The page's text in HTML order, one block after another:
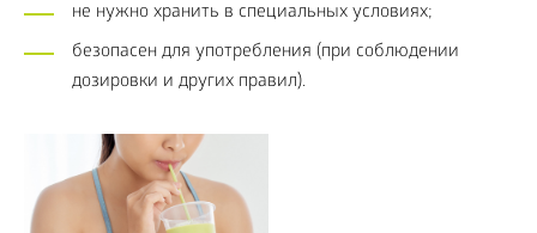
не нужно хранить в специальных условиях;
безопасен для употребления (при соблюдении
дозировки и других правил).